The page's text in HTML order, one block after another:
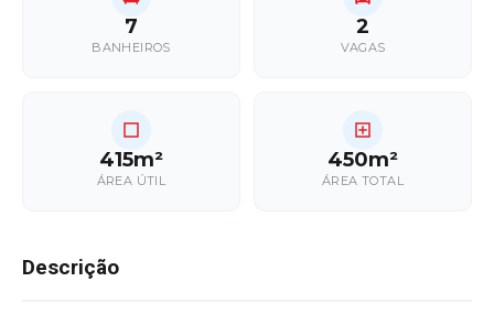
7
BANHEIROS
2
VAGAS
415m²
ÁREA ÚTIL
450m²
ÁREA TOTAL
Descrição